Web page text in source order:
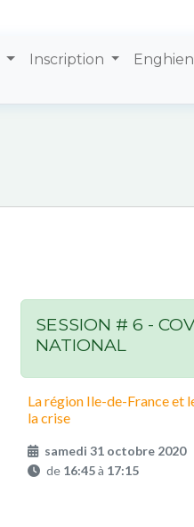
Inscription Enghien
SESSION # 6 -
NATIONAL
La région Ile-de-France et
la crise
samedi 31 octobre 2020
de 16:45à 17:15